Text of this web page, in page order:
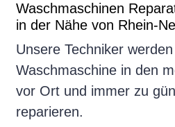
Waschmaschinen
in der Nähe von Rhein-
Unsere Techniker
Waschmaschine in den
vor Ort und immer zu
reparieren.